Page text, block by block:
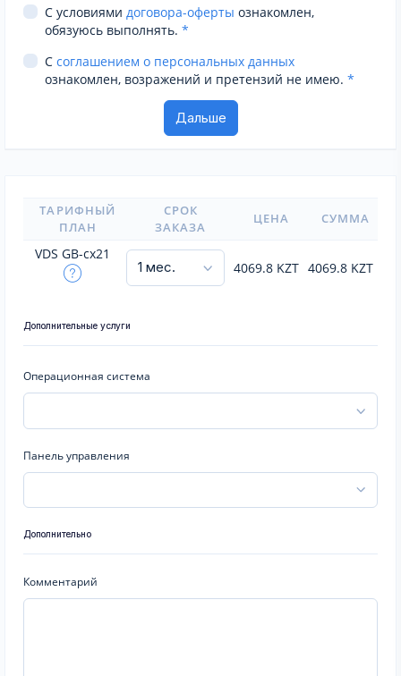
С условиями договора-оферты ознакомлен,
обязуюсь выполнять. *
С соглашением о персональных данных
ознакомлен, возражений и претензий не имею. *
ТАРИФНЫЙ
ПЛАН
СРОК
ЗАКАЗА
ЦЕНА СУММА
VDS GB-cx21
4069.8 KZT 4069.8 KZT
Дополнительные услуги
Операционная система
Панель управления
Дополнительно
Комментарий